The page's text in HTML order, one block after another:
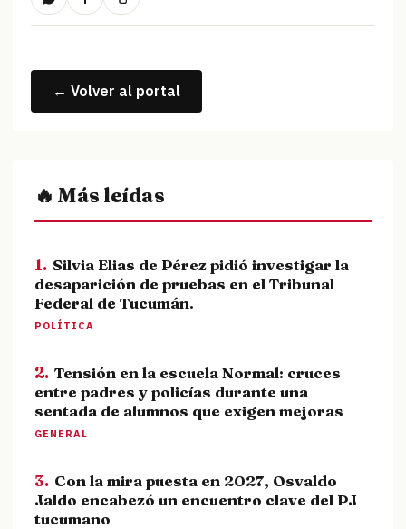
← Volver al portal
🔥 Más leídas
1. Silvia Elias de Pérez pidió investigar la
desaparición de pruebas en el Tribunal
Federal de Tucumán.
POLÍTICA
2. Tensión en la escuela Normal: cruces
entre padres y policías durante una
sentada de alumnos que exigen mejoras
GENERAL
3. Con la mira puesta en 2027, Osvaldo
Jaldo encabezó un encuentro clave del PJ
tucumano